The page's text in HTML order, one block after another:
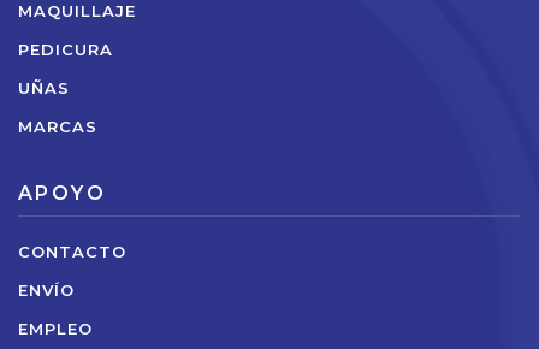
MAQUILLAJE
PEDICURA
UÑAS
MARCAS
APOYO
CONTACTO
ENVÍO
EMPLEO